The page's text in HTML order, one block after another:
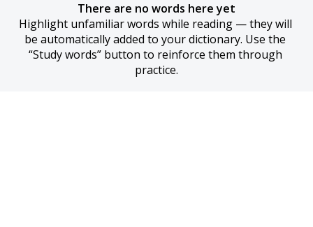
There are no words here yet
Highlight unfamiliar words while reading — they will
be automatically added to your dictionary. Use the
“Study words” button to reinforce them through
practice.